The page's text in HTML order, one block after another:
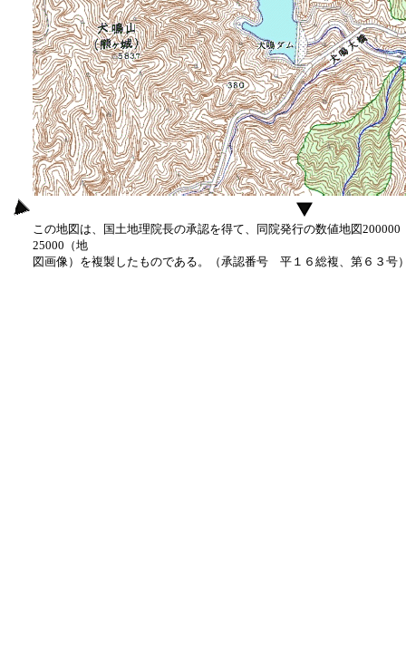
この地図は、国土地理院長の承認を得て、同院発行の数値地図
25000（地
図画像）を複製したものである。（承認番号 平１６総複、第６３号